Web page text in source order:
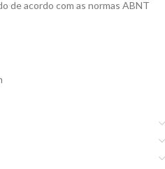
de acordo com as normas ABNT